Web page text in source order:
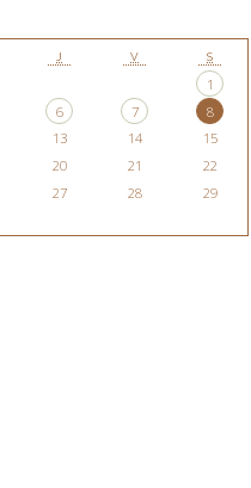
J V S
1
6 7
8
13 14
15
20 21
22
27 28
29